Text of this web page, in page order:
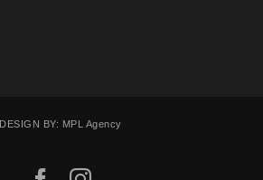
DESIGN BY: MPL Agency